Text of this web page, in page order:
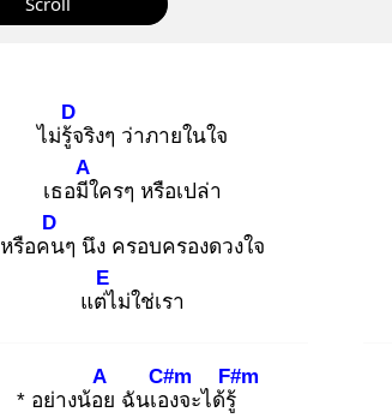
ไม่รู้จ
D
ริงๆ ว่าภายในใจ
เธอมีใ
A
ครๆ หรือเปล่า
หรือคน
D
ๆ นึง ครอบครองดวงใจ
แต่ไ
E
ม่ใช่เรา
* อย่างน้อย
A
ฉันเอง
C#m
จะได้รู้
F#m